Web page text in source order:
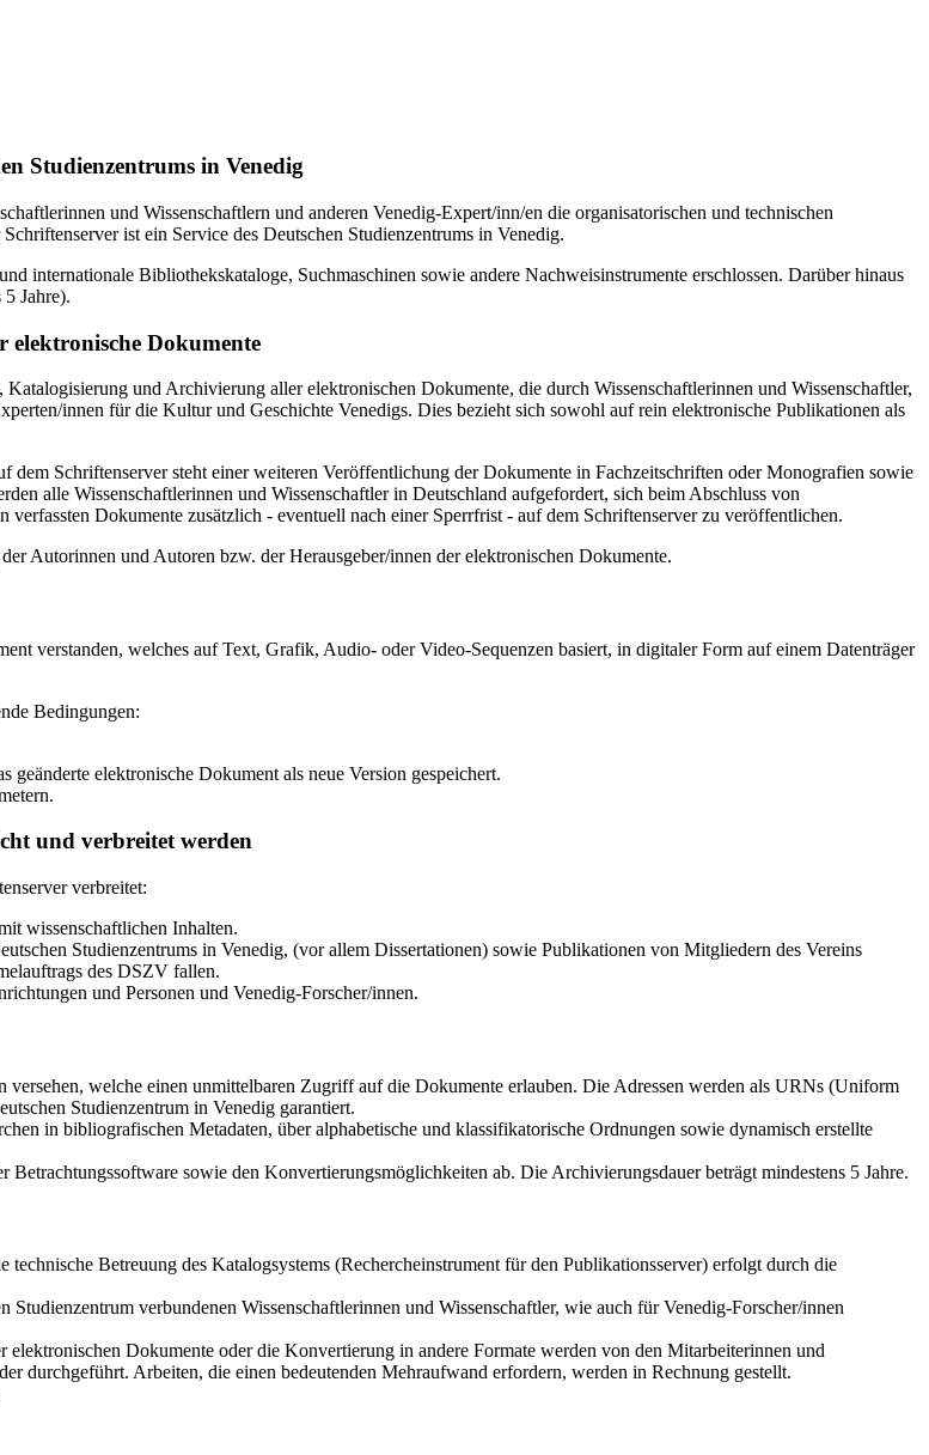
Studienzentrums in Venedig
und Wissenschaftlern und anderen Venedig-Expert/inn/en die organisatorischen und technischen
ist ein Service des Deutschen Studienzentrums in Venedig.
internationale Bibliothekskataloge, Suchmaschinen sowie andere Nachweisinstrumente erschlossen. Darüber hinaus
Jahre).
elektronische Dokumente
und Archivierung aller elektronischen Dokumente, die durch Wissenschaftlerinnen und Wissenschaftler,
innen für die Kultur und Geschichte Venedigs. Dies bezieht sich sowohl auf rein elektronische Publikationen als
Schriftenserver steht einer weiteren Veröffentlichung der Dokumente in Fachzeitschriften oder Monografien sowie
alle Wissenschaftlerinnen und Wissenschaftler in Deutschland aufgefordert, sich beim Abschluss von
Dokumente zusätzlich - eventuell nach einer Sperrfrist - auf dem Schriftenserver zu veröffentlichen.
Autorinnen und Autoren bzw. der Herausgeber/innen der elektronischen Dokumente.
verstanden, welches auf Text, Grafik, Audio- oder Video-Sequenzen basiert, in digitaler Form auf einem Datenträger
Bedingungen:
elektronische Dokument als neue Version gespeichert.
und verbreitet werden
verbreitet:
wissenschaftlichen Inhalten.
Studienzentrums in Venedig, (vor allem Dissertationen) sowie Publikationen von Mitgliedern des Vereins
des DSZV fallen.
und Personen und Venedig-Forscher/innen.
welche einen unmittelbaren Zugriff auf die Dokumente erlauben. Die Adressen werden als URNs (Uniform
Studienzentrum in Venedig garantiert.
in bibliografischen Metadaten, über alphabetische und klassifikatorische Ordnungen sowie dynamisch erstellte
sowie den Konvertierungsmöglichkeiten ab. Die Archivierungsdauer beträgt mindestens 5 Jahre.
Betreuung des Katalogsystems (Rechercheinstrument für den Publikationsserver) erfolgt durch die
verbundenen Wissenschaftlerinnen und Wissenschaftler, wie auch für Venedig-Forscher/innen
Dokumente oder die Konvertierung in andere Formate werden von den Mitarbeiterinnen und
durchgeführt. Arbeiten, die einen bedeutenden Mehraufwand erfordern, werden in Rechnung gestellt.